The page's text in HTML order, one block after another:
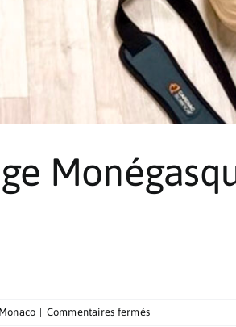
Commentaires ferméssur